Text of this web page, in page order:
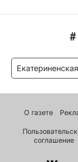
О газете
соглашение